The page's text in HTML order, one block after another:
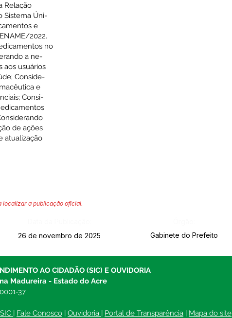
Relação
Sistema Úni-
e
2022.
no
a ne-
aos usuários
Conside-
e
Consi-
de ações
atualização
localizar a publicação oficial.
26 de novembro de 2025 Gabinete do Prefeito
AO CIDADÃO (SIC) E OUVIDORIA
Madureira - Estado do Acre
37
SIC | Fale Conosco | Ouvidoria | Portal de Transparência | Mapa do site